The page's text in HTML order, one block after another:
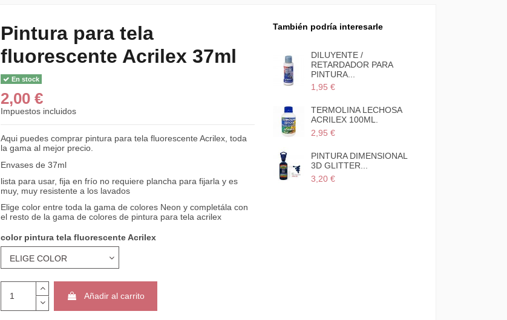
Pintura para tela
fluorescente Acrilex 37ml
En stock
2,00 €
Impuestos incluidos
Aqui puedes comprar pintura para tela fluorescente Acrilex, toda
la gama al mejor precio.
Envases de 37ml
lista para usar, fija en frío no requiere plancha para fijarla y es
muy, muy resistente a los lavados
Elige color entre toda la gama de colores Neon y completála con
el resto de la gama de colores de pintura para tela acrilex
color pintura tela fluorescente Acrilex
Añadir al carrito
También podría interesarle
Pintura para tela Acrilex
textil 37ml
1,62 € 1,80 €
PINCEL CERDAS BLANCA
04 CURTO LIJADO...
2,75 €
PINTURA DIMENSIONAL
3D METALLIC...
2,60 €